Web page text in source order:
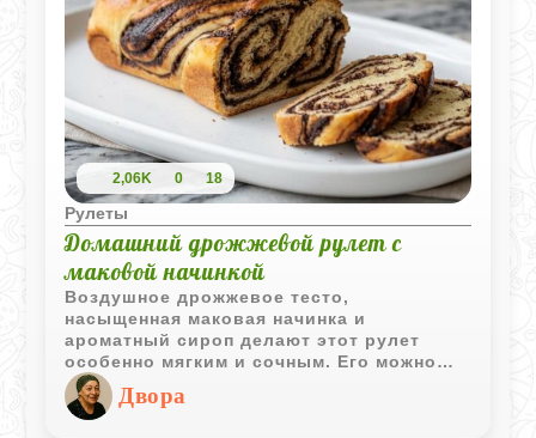
2,06K 0 18
Рулеты
Домашний дрожжевой рулет с
маковой начинкой
Воздушное дрожжевое тесто,
насыщенная маковая начинка и
ароматный сироп делают этот рулет
особенно мягким и сочным. Его можно
приготовить к семейному чаепитию,
праздничному столу или просто для
уютного домашнего вечера.
Двора